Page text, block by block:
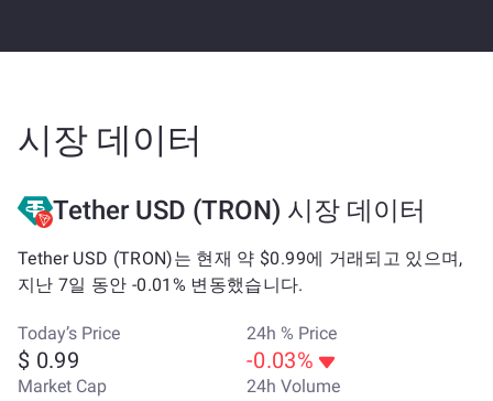
시장 데이터
Tether USD (TRON) 시장 데이터
Tether USD (TRON)는 현재 약 $0.99에 거래되고 있으며,
지난 7일 동안 -0.01% 변동했습니다.
Today’s Price
$ 0.99
24h % Price
-0.03%
Market Cap 24h Volume